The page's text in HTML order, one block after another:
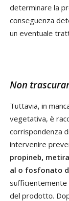
determinare la
conseguenza
un eventuale
Non
Tuttavia, in
vegetativa, è
corrispondenza
intervenire
propineb,
al o fosfonato
sufficientemente
del prodotto.